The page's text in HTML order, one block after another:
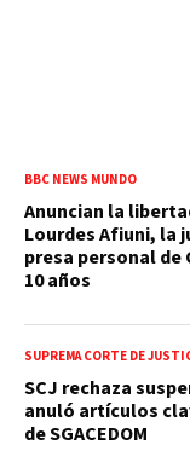
BBC NEWS MUNDO
Anuncian la
Lourdes Afiuni, la
presa personal de
10 años
SUPREMA CORTE DE
SCJ rechaza
anuló artículos
de SGACEDOM